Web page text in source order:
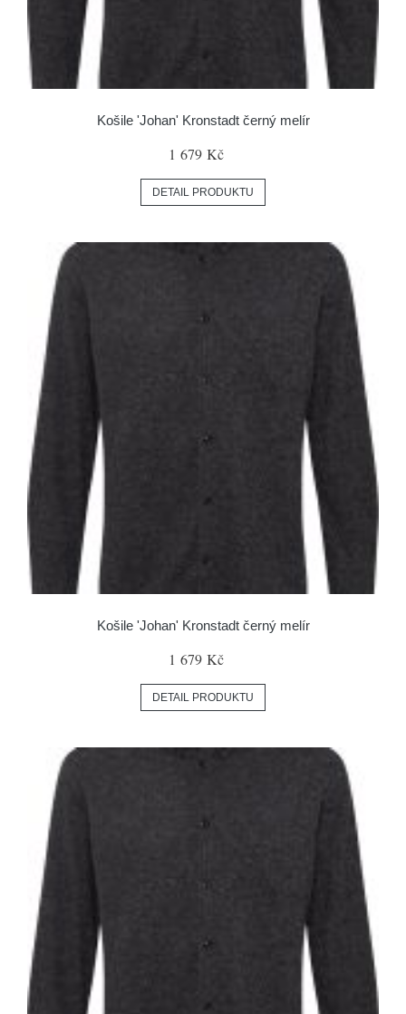
Košile 'Johan' Kronstadt černý melír
1 679 Kč
DETAIL PRODUKTU
Košile 'Johan' Kronstadt černý melír
1 679 Kč
DETAIL PRODUKTU